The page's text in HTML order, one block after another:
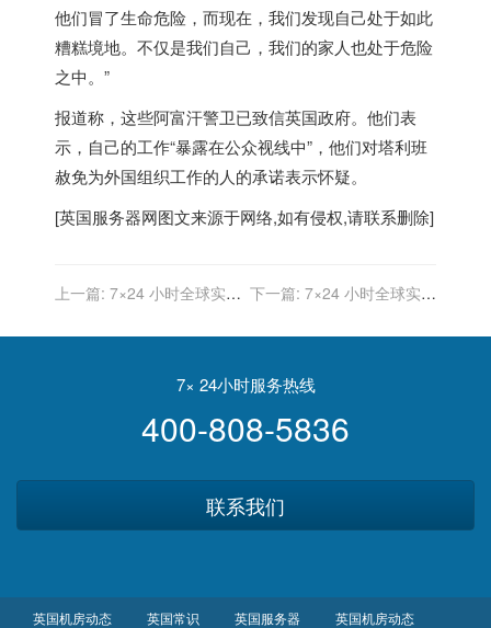
他们冒了生命危险，而现在，我们发现自己处于如此
糟糕境地。不仅是我们自己，我们的家人也处于危险
之中。”
报道称，这些阿富汗警卫已致信英国政府。他们表
示，自己的工作“暴露在公众视线中”，他们对塔利班
赦免为外国组织工作的人的承诺表示怀疑。
[英国服务器网图文来源于网络,如有侵权,请联系删除]
上一篇: 7×24 小时全球实时 下一篇: 7×24 小时全球实时
7× 24小时服务热线
400-808-5836
联系我们
英国机房动态 英国常识 英国服务器 英国机房动态